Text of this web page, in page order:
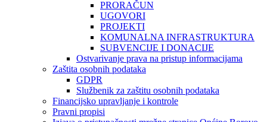
PRORAČUN
UGOVORI
PROJEKTI
KOMUNALNA INFRASTRUKTURA
SUBVENCIJE I DONACIJE
Ostvarivanje prava na pristup informacijama
Zaštita osobnih podataka
GDPR
Službenik za zaštitu osobnih podataka
Financijsko upravljanje i kontrole
Pravni propisi